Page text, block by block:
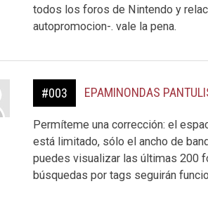
todos los foros de Nintendo y
autopromocion-. vale la pena.
#003 EPAMINONDAS
Permíteme una corrección: el
está limitado, sólo el ancho de
puedes visualizar las últimas 200
búsquedas por tags seguirán